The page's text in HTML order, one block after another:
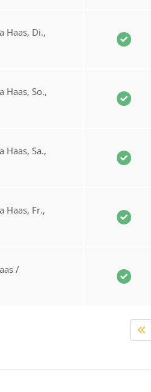
Haas, Di.,
Haas, So.,
Haas, Sa.,
Haas, Fr.,
/